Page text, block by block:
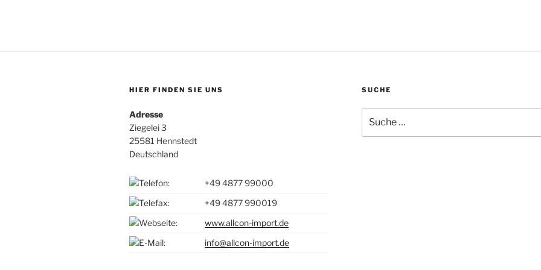
HIER FINDEN SIE UNS
Adresse
Ziegelei 3
25581 Hennstedt
Deutschland
+49 4877 99000
+49 4877 990019
www.allcon-import.de
info@allcon-import.de
SUCHE
nach: